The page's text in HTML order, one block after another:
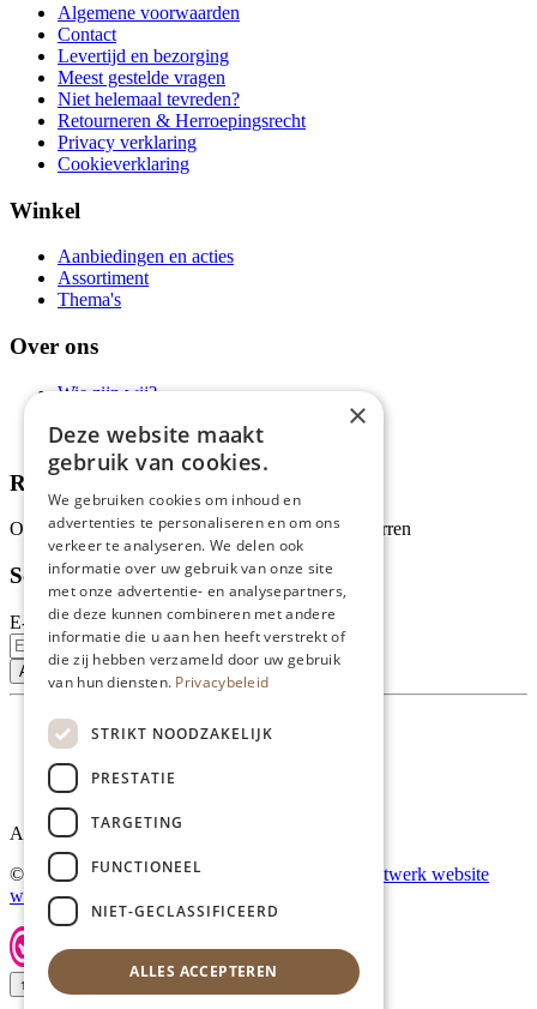
Algemene voorwaarden
Contact
Levertijd en bezorging
Meest gestelde vragen
Niet helemaal tevreden?
Retourneren & Herroepingsrecht
Privacy verklaring
Cookieverklaring
Winkel
Aanbiedingen en acties
Assortiment
Thema's
Over ons
Wie zijn wij?
Tips
Recensies
Onze klanten waarderen ons met 4.9 van de 5 sterren
Schrijf je in voor onze nieuwsbrief
E-mailadres
Al onze prijzen zijn incl. BTW
© Copyright 2026 Limburgs Bakwinkeltje |
Maatwerk website
webmix
↑ Top
×
Deze website maakt
gebruik van cookies.
We gebruiken cookies om inhoud en
advertenties te personaliseren en om ons
verkeer te analyseren. We delen ook
informatie over uw gebruik van onze site
met onze advertentie- en analysepartners,
die deze kunnen combineren met andere
informatie die u aan hen heeft verstrekt of
die zij hebben verzameld door uw gebruik
van hun diensten. Privacybeleid
STRIKT NOODZAKELIJK
PRESTATIE
TARGETING
FUNCTIONEEL
NIET-GECLASSIFICEERD
ALLES ACCEPTEREN